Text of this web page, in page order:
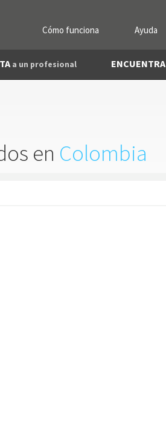
Cómo funciona Ayuda
a un profesional ENCUENTRA
en Colombia